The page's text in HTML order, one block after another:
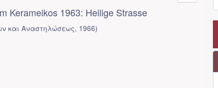
Kerameikos 1963: Heilige Strasse
και Αναστηλώσεως, 1966)